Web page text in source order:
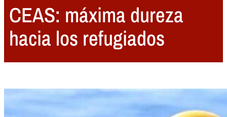
CEAS: máxima dureza
hacia los refugiados